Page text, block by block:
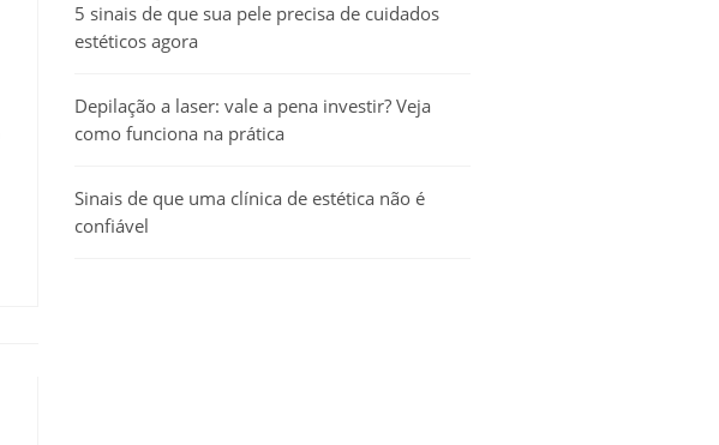
5 sinais de que sua pele precisa de cuidados
estéticos agora
Depilação a laser: vale a pena investir? Veja
como funciona na prática
Sinais de que uma clínica de estética não é
confiável